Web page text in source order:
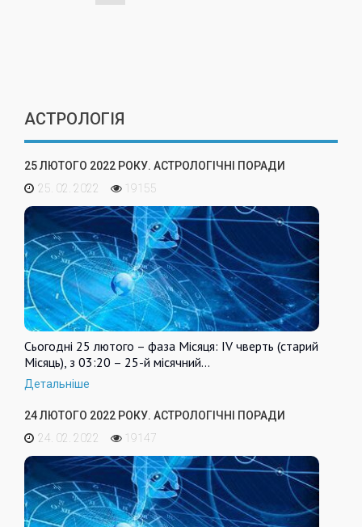
АСТРОЛОГІЯ
25 ЛЮТОГО 2022 РОКУ. АСТРОЛОГІЧНІ ПОРАДИ
25. 02. 2022
19155
Сьогодні 25 лютого – фаза Місяця: IV чверть (старий
Місяць), з 03:20 – 25-й місячний…
Детальніше
24 ЛЮТОГО 2022 РОКУ. АСТРОЛОГІЧНІ ПОРАДИ
24. 02. 2022
19147